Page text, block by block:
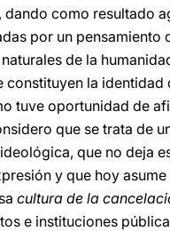
como resultado
por un pensamiento
de la
constituyen la identidad
tuve oportunidad de
que se trata de
que no deja
y que hoy
cultura de la
e instituciones